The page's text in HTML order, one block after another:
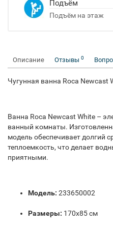
Подъём
Подъём на этаж
Описание Отзывы 0
Чугунная ванна Roca Newcast
Ванна Roca Newcast White –
ванный комнаты.
модель обеспечивает долгий
теплоемкость, что делает
приятными.
Модель: 233650002
Размеры: 170x85 см